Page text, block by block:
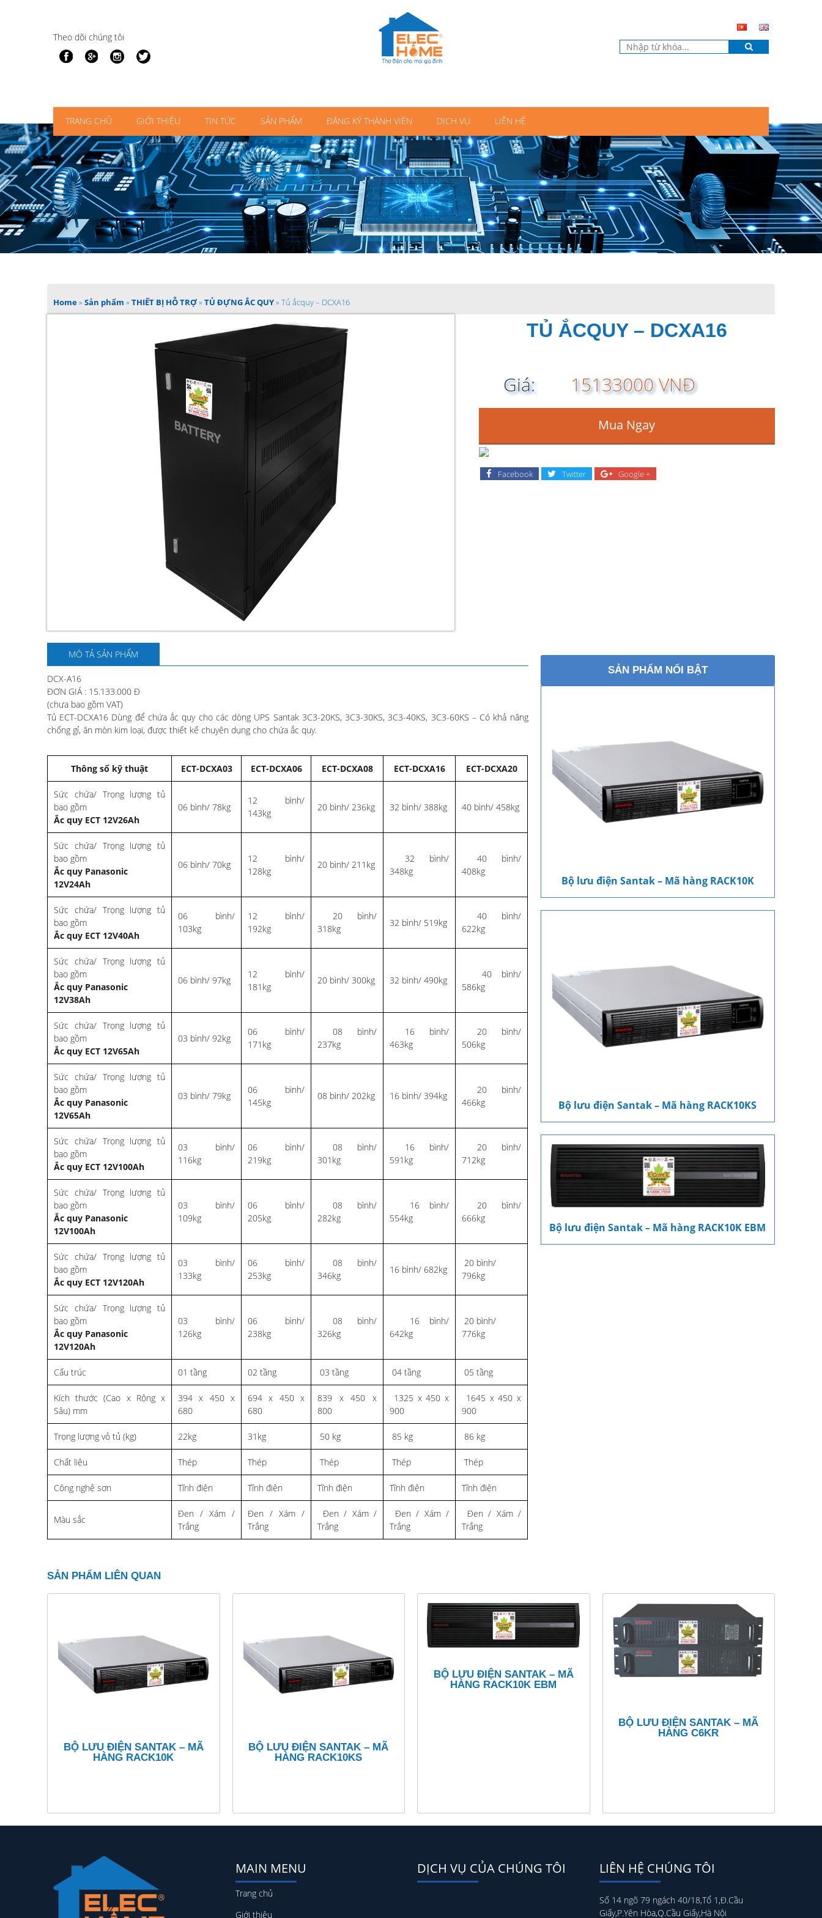
Theo dõi chúng tôi
TRANG CHỦ GIỚI THIỆU TIN TỨC SẢN PHẨM ĐĂNG KÝ THÀNH VIÊN DỊCH VỤ LIÊN HỆ
Home» Sản phẩm » THIẾT BỊ HỖ TRỢ» TỦ ĐỰNG ẮC QUY» Tủ ắcquy – DCXA16
TỦ ẮCQUY – DCXA16
Giá: 15133000 VNĐ
Mua Ngay
Facebook Twitter Google +
MÔ TẢ SẢN PHẨM
DCX-A16
ĐƠN GIÁ : 15.133.000 Đ
(chưa bao gồm VAT)
Tủ ECT-DCXA16 Dùng để chứa ắc quy cho các dòng UPS Santak 3C3-20KS, 3C3-30KS, 3C3-40KS, 3C3-60KS – Có khả năng
chống gỉ, ăn mòn kim loại, được thiết kế chuyên dụng cho chứa ắc quy.
Thông số kỹ thuật ECT-DCXA03 ECT-DCXA06 ECT-DCXA08 ECT-DCXA16 ECT-DCXA20
Sức chứa/ Trọng lượng tủ
bao gồm
Ắc quy ECT 12V26Ah
06 bình/ 78kg
12 bình/
143kg
20 bình/ 236kg 32 bình/ 388kg 40 bình/ 458kg
Sức chứa/ Trọng lượng tủ
bao gồm
Ắc quy Panasonic
12V24Ah
06 bình/ 70kg
12 bình/
128kg
20 bình/ 211kg
32 bình/
348kg
40 bình/
408kg
Sức chứa/ Trọng lượng tủ
bao gồm
Ắc quy ECT 12V40Ah
06 bình/
103kg
12 bình/
192kg
20 bình/
318kg
32 bình/ 519kg
40 bình/
622kg
Sức chứa/ Trọng lượng tủ
bao gồm
Ắc quy Panasonic
12V38Ah
06 bình/ 97kg
12 bình/
181kg
20 bình/ 300kg 32 bình/ 490kg
40 bình/
586kg
Sức chứa/ Trọng lượng tủ
bao gồm
Ắc quy ECT 12V65Ah
03 bình/ 92kg
06 bình/
171kg
08 bình/
237kg
16 bình/
463kg
20 bình/
506kg
Sức chứa/ Trọng lượng tủ
bao gồm
Ắc quy Panasonic
12V65Ah
03 bình/ 79kg
06 bình/
145kg
08 bình/ 202kg 16 bình/ 394kg
20 bình/
466kg
Sức chứa/ Trọng lượng tủ
bao gồm
Ắc quy ECT 12V100Ah
03 bình/
116kg
06 bình/
219kg
08 bình/
301kg
16 bình/
591kg
20 bình/
712kg
Sức chứa/ Trọng lượng tủ
bao gồm
Ắc quy Panasonic
12V100Ah
03 bình/
109kg
06 bình/
205kg
08 bình/
282kg
16 bình/
554kg
20 bình/
666kg
Sức chứa/ Trọng lượng tủ
bao gồm
Ắc quy ECT 12V120Ah
03 bình/
133kg
06 bình/
253kg
08 bình/
346kg
16 bình/ 682kg
20 bình/
796kg
Sức chứa/ Trọng lượng tủ
bao gồm
Ắc quy Panasonic
12V120Ah
03 bình/
126kg
06 bình/
238kg
08 bình/
326kg
16 bình/
642kg
20 bình/
776kg
Cấu trúc 01 tầng 02 tầng 03 tầng 04 tầng 05 tầng
Kích thước (Cao x Rộng x
Sâu) mm
394 x 450 x
680
694 x 450 x
680
839 x 450 x
800
1325 x 450 x
900
1645 x 450 x
900
Trọng lượng vỏ tủ (kg) 22kg 31kg 50 kg 85 kg 86 kg
Chất liệu Thép Thép Thép Thép Thép
Công nghệ sơn Tĩnh điện Tĩnh điện Tĩnh điện Tĩnh điện Tĩnh điện
Màu sắc
Đen / Xám /
Trắng
Đen / Xám /
Trắng
Đen / Xám /
Trắng
Đen / Xám /
Trắng
Đen / Xám /
Trắng
SẢN PHẨM NỔI BẬT
Bộ lưu điện Santak – Mã hàng RACK10K
Bộ lưu điện Santak – Mã hàng RACK10KS
Bộ lưu điện Santak – Mã hàng RACK10K EBM
SẢN PHẨM LIÊN QUAN
BỘ LƯU ĐIỆN SANTAK – MÃ
HÀNG RACK10K
BỘ LƯU ĐIỆN SANTAK – MÃ
HÀNG RACK10KS
BỘ LƯU ĐIỆN SANTAK – MÃ
HÀNG RACK10K EBM
BỘ LƯU ĐIỆN SANTAK – MÃ
HÀNG C6KR
MAIN MENU
Trang chủ
Giới thiệu
DỊCH VỤ CỦA CHÚNG TÔI LIÊN HỆ CHÚNG TÔI
Số 14 ngõ 79 ngách 40/18,Tổ 1,Đ.Cầu
Giấy,P.Yên Hòa,Q.Cầu Giấy,Hà Nội